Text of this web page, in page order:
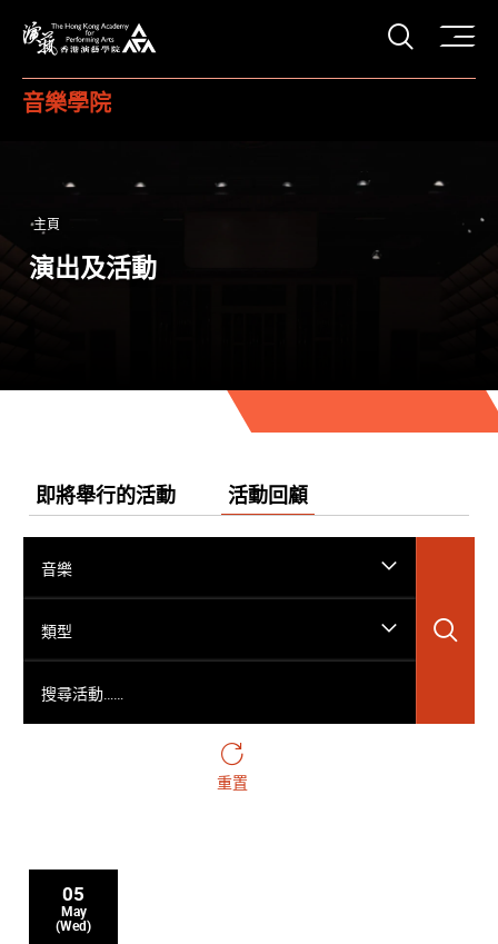
打開
音樂學院
主頁
演出及活動
即將舉行的活動 活動回顧
音樂
類型
重置
05
May
(Wed)